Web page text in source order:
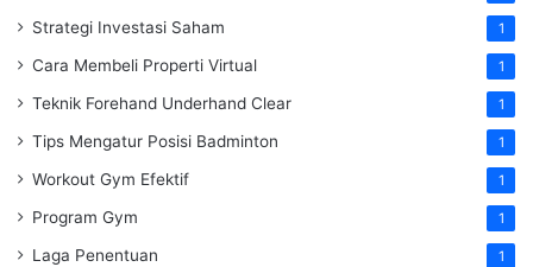
Strategi Investasi Saham 1
Cara Membeli Properti Virtual 1
Teknik Forehand Underhand Clear 1
Tips Mengatur Posisi Badminton 1
Workout Gym Efektif 1
Program Gym 1
Laga Penentuan 1